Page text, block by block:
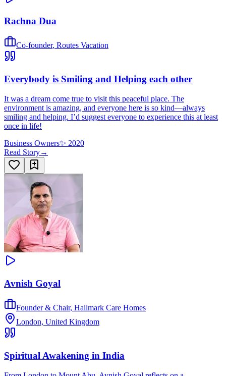
Rachna Dua
Co-founder, Routes Vacation
Everybody is Smiling and Helping each other
It was a dream come true to visit this peaceful place. The
environment is amazing, and everyone here is so kind—always
smiling and helping. I’d suggest everyone to experience this at least
once in life!
Business Owners✨ 2020
Read Story→
Avnish Goyal
Founder & Chair, Hallmark Care Homes
London, United Kingdom
Spiritual Awakening in India